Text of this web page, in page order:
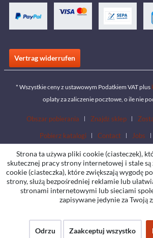
Vertrag widerrufen
* Wszystkie ceny z ustawowym Podatkiem VAT plus
opłaty za zaliczenie pocztowe, o ile nie
Obszar pobierania Znajdź sklep
Pobierz katalogi Contact Jobs
Strona ta używa pliki cookie (ciasteczek),
skutecznej pracy strony internetowej i stale są
cookie (ciasteczka), które zwiększają wygodę
strony, służą bezpośredniej reklamie lub
stronami internetowymi lub sieciami
zapisywane jedynie za Twoją
Odrzu Zaakceptuj wszystko